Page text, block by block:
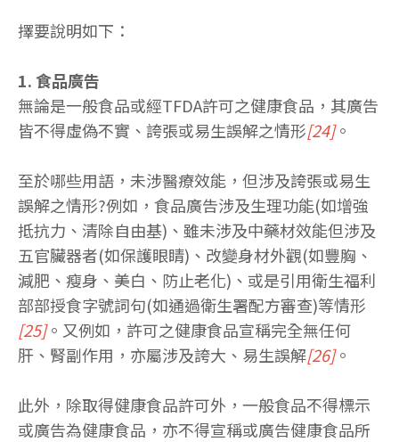
擇要說明如下：
1. 食品廣告
無論是一般食品或經TFDA許可之健康食品，其廣告
皆不得虛偽不實、誇張或易生誤解之情形[24]。
至於哪些用語，未涉醫療效能，但涉及誇張或易生
誤解之情形?例如，食品廣告涉及生理功能(如增強
抵抗力、清除自由基)、雖未涉及中藥材效能但涉及
五官臟器者(如保護眼睛)、改變身材外觀(如豐胸、
減肥、瘦身、美白、防止老化)、或是引用衛生福利
部部授食字號詞句(如通過衛生署配方審查)等情形
[25]。又例如，許可之健康食品宣稱完全無任何
肝、腎副作用，亦屬涉及誇大、易生誤解[26]。
此外，除取得健康食品許可外，一般食品不得標示
或廣告為健康食品，亦不得宣稱或廣告健康食品所